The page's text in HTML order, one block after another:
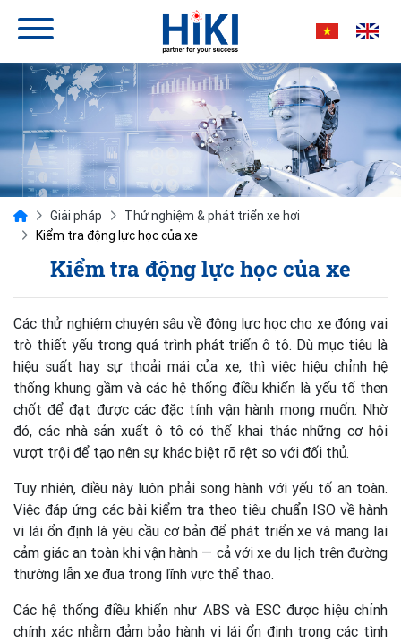
Giải pháp
Thử nghiệm & phát triển xe hơi
Kiểm tra động lực học của xe
Kiểm tra động lực học của xe
Các thử nghiệm chuyên sâu về động lực học cho xe đóng vai
trò thiết yếu trong quá trình phát triển ô tô. Dù mục tiêu là
hiệu suất hay sự thoải mái của xe, thì việc hiệu chỉnh hệ
thống khung gầm và các hệ thống điều khiển là yếu tố then
chốt để đạt được các đặc tính vận hành mong muốn. Nhờ
đó, các nhà sản xuất ô tô có thể khai thác những cơ hội
vượt trội để tạo nên sự khác biệt rõ rệt so với đối thủ.
Tuy nhiên, điều này luôn phải song hành với yếu tố an toàn.
Việc đáp ứng các bài kiểm tra theo tiêu chuẩn ISO về hành
vi lái ổn định là yêu cầu cơ bản để phát triển xe và mang lại
cảm giác an toàn khi vận hành — cả với xe du lịch trên đường
thường lẫn xe đua trong lĩnh vực thể thao.
Các hệ thống điều khiển như ABS và ESC được hiệu chỉnh
chính xác nhằm đảm bảo hành vi lái ổn định trong các tình